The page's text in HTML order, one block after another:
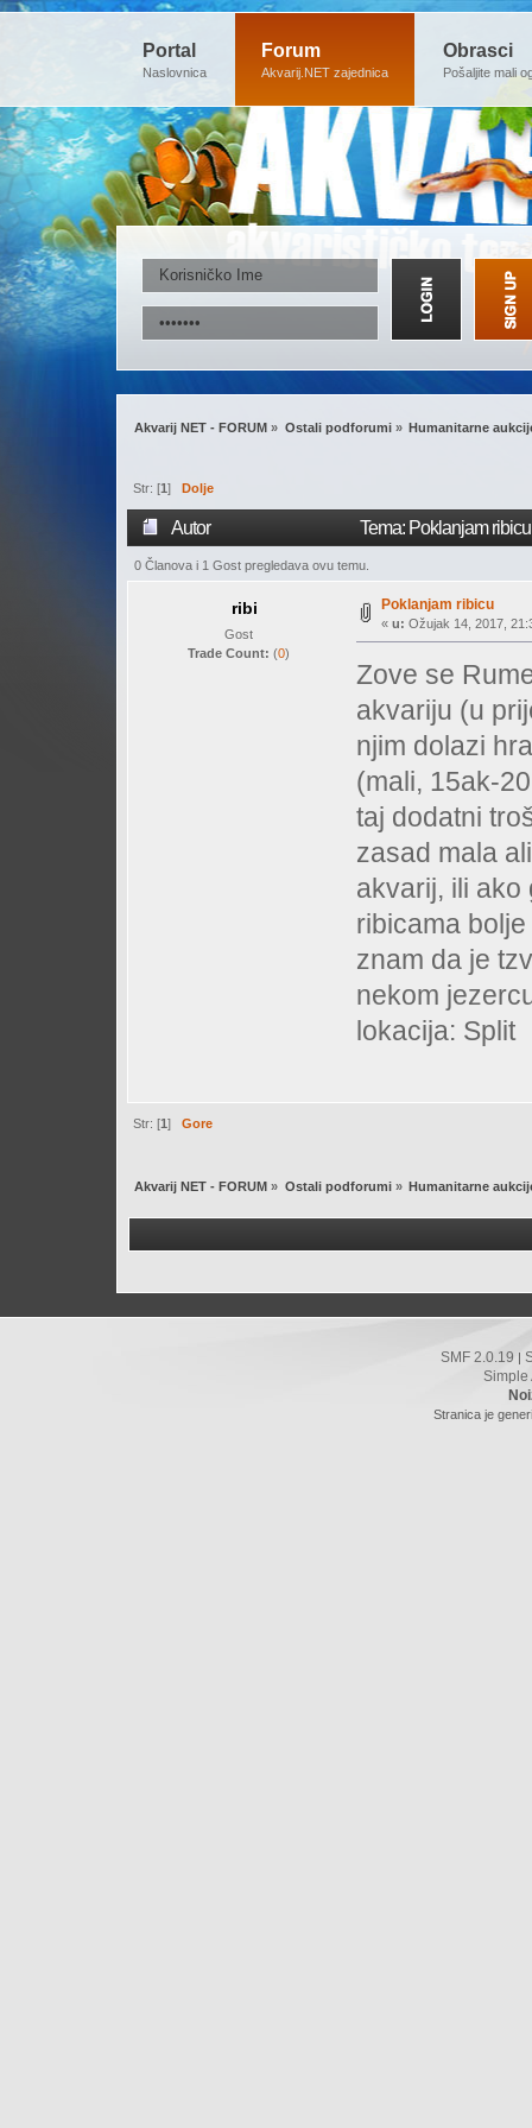
Portal
Naslovnica
Forum
Akvarij.NET zajednica
Obrasci
Pošaljite mali
Akvarij NET - FORUM » Ostali podforumi» Humanitarne
Str: [1] Dolje
Autor Tema: Poklanjam
0 Članova i 1 Gost pregledava ovu temu.
ribi
Gost
Trade Count: (0)
Poklanjam ribicu
« u: Ožujak 14, 2017,
Zove se
akvariju (u
njim dolazi
(mali, 15ak-
taj dodatni
zasad mala
akvarij, ili ako
ribicama
znam da je
nekom
lokacija: Split
Str: [1]Gore
Akvarij NET - FORUM » Ostali podforumi» Humanitarne
SMF 2.0.19
Simple
Stranica je